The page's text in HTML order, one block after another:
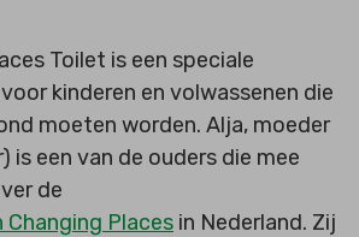
Toilet is een speciale
kinderen en volwassenen die
moeten worden. Alja, moeder
is een van de ouders die mee
de
Places in Nederland. Zij